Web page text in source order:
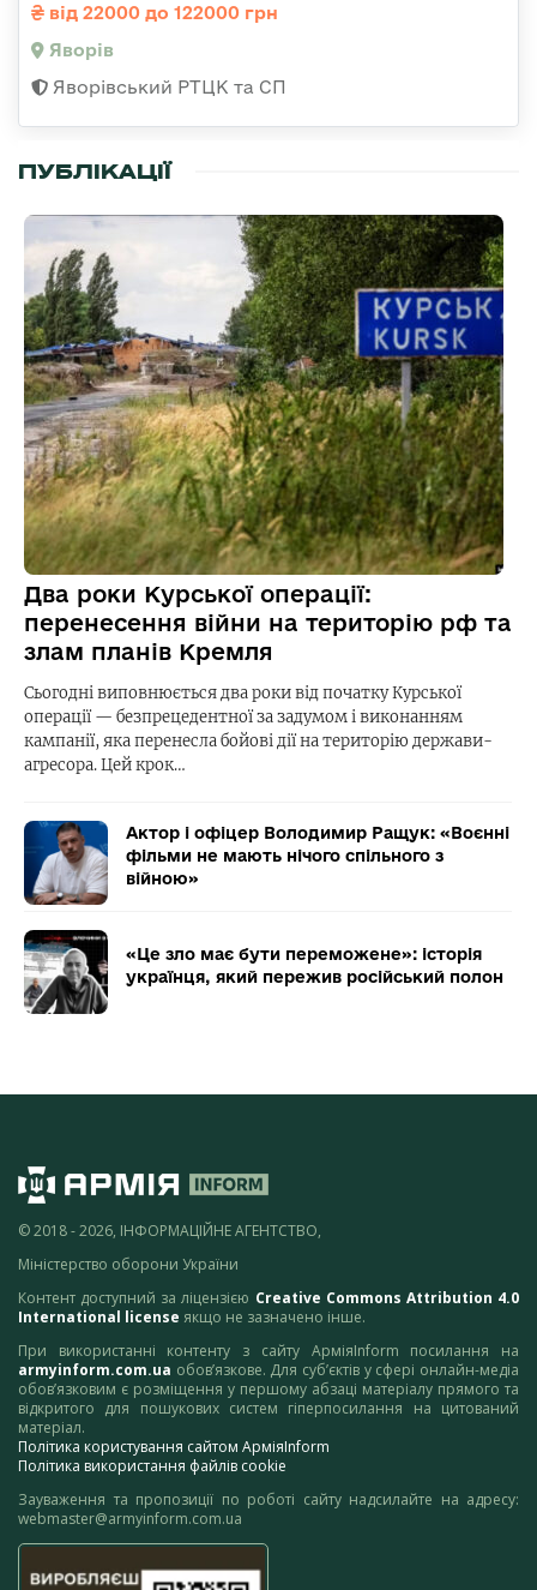
від 22000 до 122000 грн
Яворів
Яворівський РТЦК та СП
ПУБЛІКАЦІЇ
Два роки Курської операції:
перенесення війни на територію рф та
злам планів Кремля
Сьогодні виповнюється два роки від початку Курської
операції — безпрецедентної за задумом і виконанням
кампанії, яка перенесла бойові дії на територію держави-
агресора. Цей крок…
Актор і офіцер Володимир Ращук: «Воєнні
фільми не мають нічого спільного з
війною»
«Це зло має бути переможене»: історія
українця, який пережив російський полон
© 2018 - 2026, ІНФОРМАЦІЙНЕ АГЕНТСТВО,
Міністерство оборони України
Контент доступний за ліцензією Creative Commons Attribution 4.0
International license якщо не зазначено інше.
При використанні контенту з сайту АрміяInform посилання на
armyinform.com.ua обов’язкове. Для суб’єктів у сфері онлайн-медіа
обов’язковим є розміщення у першому абзаці матеріалу прямого та
відкритого для пошукових систем гіперпосилання на цитований
матеріал.
Політика користування сайтом АрміяInform
Політика використання файлів cookie
Зауваження та пропозиції по роботі сайту надсилайте на адресу:
webmaster@armyinform.com.ua